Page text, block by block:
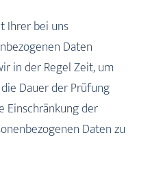
Ihrer bei uns
Daten
in der Regel Zeit, um
Dauer der Prüfung
Einschränkung der
Daten zu